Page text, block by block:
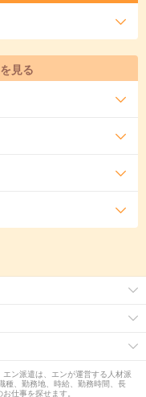
見る
ン派遣は、エンが運営する人材派
種、勤務地、時給、勤務時間、長
仕事を探せます。